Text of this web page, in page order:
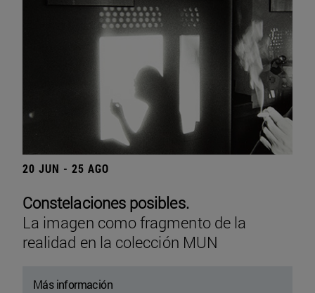
20 JUN - 25 AGO
Constelaciones posibles.
La imagen como fragmento de la
realidad en la colección MUN
Más información